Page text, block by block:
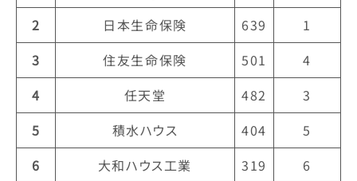
2
日本生命保険 639
1
3
住友生命保険 501
4
4
任天堂 482
3
5
積水ハウス 404
5
6
大和ハウス工業 319
6